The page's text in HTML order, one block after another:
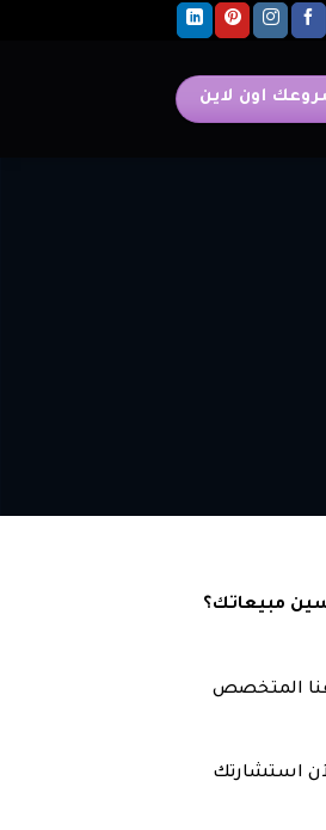
اون لاين
مبيعاتك؟
المتخصص
استشارتك